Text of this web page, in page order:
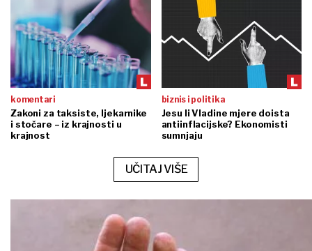
komentari
Zakoni za taksiste, ljekarnike
i stočare – iz krajnosti u
krajnost
biznis i politika
Jesu li Vladine mjere doista
antiinflacijske? Ekonomisti
sumnjaju
UČITAJ VIŠE